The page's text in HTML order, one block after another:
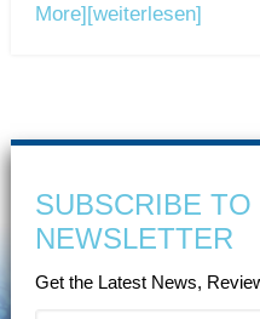
More][weiterlesen]
SUBSCRIBE TO
NEWSLETTER
Get the Latest News,